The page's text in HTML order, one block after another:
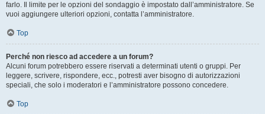
farlo. Il limite per le opzioni del sondaggio è impostato dall’amministratore. Se
vuoi aggiungere ulteriori opzioni, contatta l’amministratore.
Top
Perché non riesco ad accedere a un forum?
Alcuni forum potrebbero essere riservati a determinati utenti o gruppi. Per
leggere, scrivere, rispondere, ecc., potresti aver bisogno di autorizzazioni
speciali, che solo i moderatori e l’amministratore possono concedere.
Top